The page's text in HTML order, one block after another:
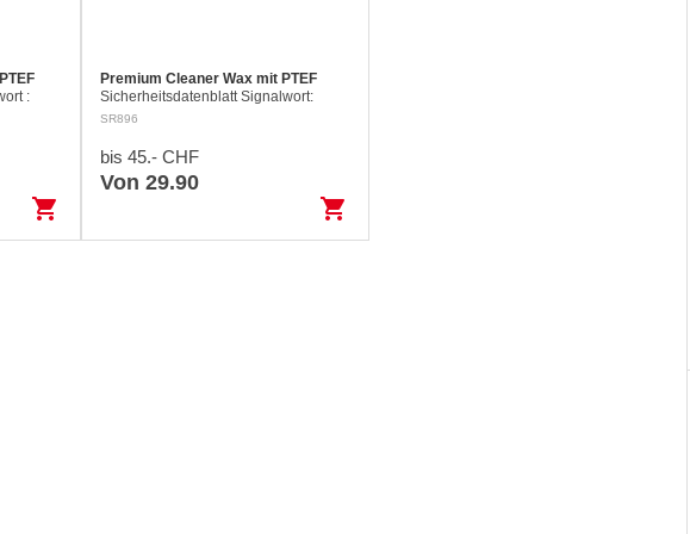
:
shopping_cart
Premium Cleaner Wax mit PTEF
Sicherheitsdatenblatt Signalwort:
Keine H412 Schädlich für
Wirkung. EUH208 Enthält Enthält
Reaktionsmasse…
SR896
bis 45.- CHF
Von 29.90
shopping_cart